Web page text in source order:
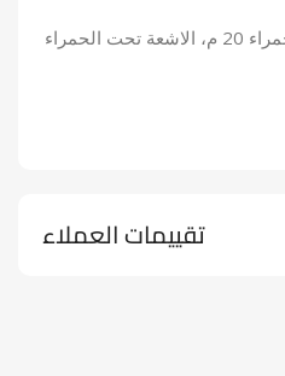
الأعلى. طول الاشعة تحت الحمراء 20 م، الاشعة تحت الحمراء
تقييمات العملاء